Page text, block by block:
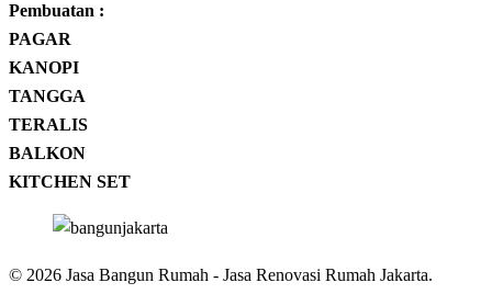
Pembuatan :
PAGAR
KANOPI
TANGGA
TERALIS
BALKON
KITCHEN SET
© 2026 Jasa Bangun Rumah - Jasa Renovasi Rumah Jakarta.